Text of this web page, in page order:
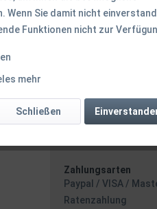
17,90 € *
Inhalt:1 Stück
Sofort
Versand
Zahlungsarten
Paypal / VISA /
Ratenzahlung
Wenn Sie damit nicht
Funktionen nicht zur
mehr
Schließen